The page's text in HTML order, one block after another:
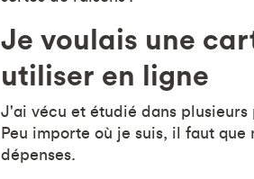
Je voulais une
utiliser en ligne
J'ai vécu et étudié dans
Peu importe où je suis, il faut
dépenses.